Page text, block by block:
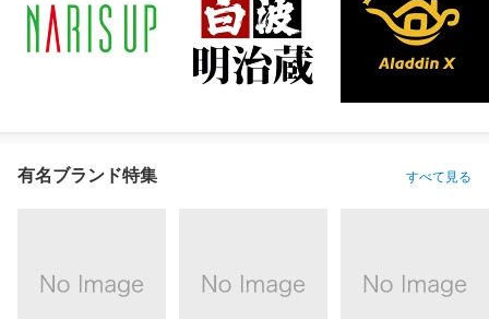
有名ブランド特集 すべて見る